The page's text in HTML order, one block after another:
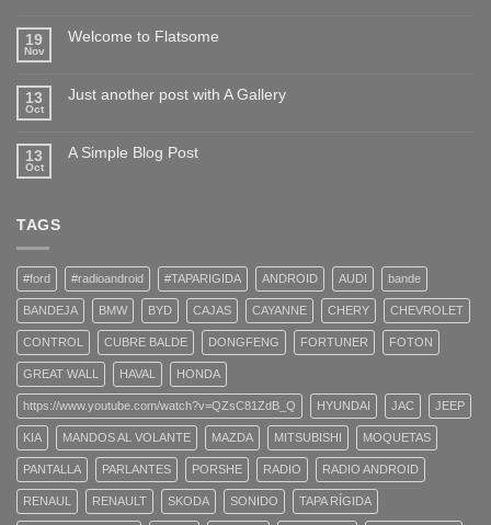
19
Nov
Welcome to Flatsome
13
Oct
Just another post with A Gallery
13
Oct
A Simple Blog Post
TAGS
#ford #radioandroid #TAPARIGIDA ANDROID AUDI bande
BANDEJA BMW BYD CAJAS CAYANNE CHERY CHEVROLET
CONTROL CUBRE BALDE DONGFENG FORTUNER FOTON
GREAT WALL HAVAL HONDA
https://www.youtube.com/watch?v=QZsC81ZdB_Q HYUNDAI JAC JEEP
KIA MANDOS AL VOLANTE MAZDA MITSUBISHI MOQUETAS
PANTALLA PARLANTES PORSHE RADIO RADIO ANDROID
RENAUL RENAULT SKODA SONIDO TAPA RÍGIDA